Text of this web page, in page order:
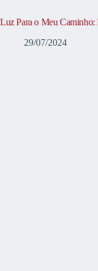
Luz Para o Meu
29/07/2024